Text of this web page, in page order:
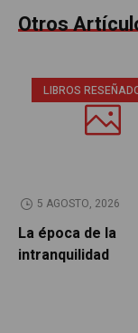
Otros
LIBROS
5 AGOSTO, 2026
La época de la
intranquilidad